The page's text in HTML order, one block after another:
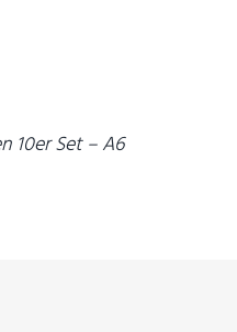
10er Set – A6